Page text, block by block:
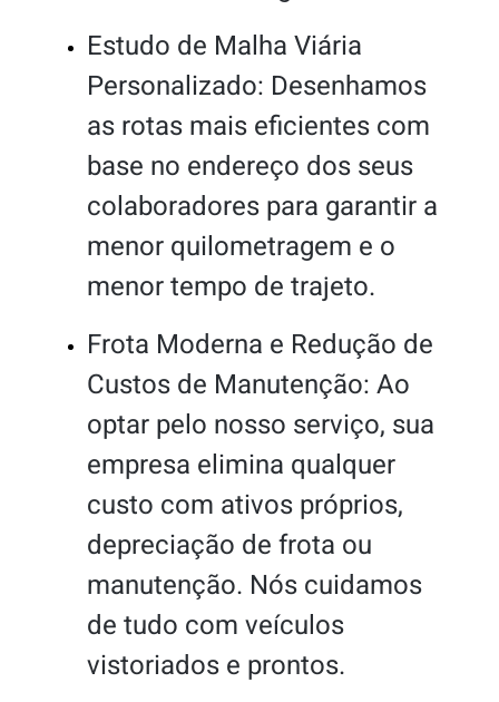
Estudo de Malha Viária
Personalizado: Desenhamos
as rotas mais eficientes com
base no endereço dos seus
colaboradores para garantir a
menor quilometragem e o
menor tempo de trajeto.
Frota Moderna e Redução de
Custos de Manutenção: Ao
optar pelo nosso serviço, sua
empresa elimina qualquer
custo com ativos próprios,
depreciação de frota ou
manutenção. Nós cuidamos
de tudo com veículos
vistoriados e prontos.